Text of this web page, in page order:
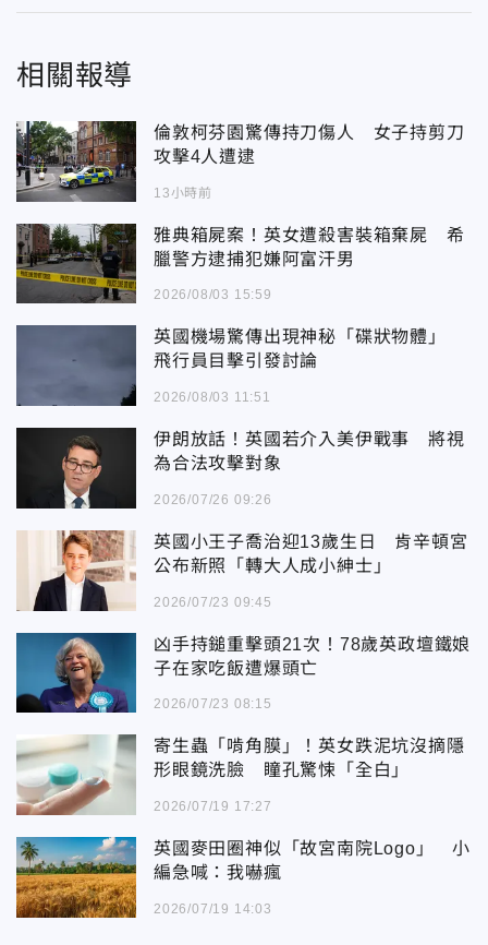
相關報導
倫敦柯芬園驚傳持刀傷人 女子持剪刀
攻擊4人遭逮
13小時前
雅典箱屍案！英女遭殺害裝箱棄屍 希
臘警方逮捕犯嫌阿富汗男
2026/08/03 15:59
英國機場驚傳出現神秘「碟狀物體」
飛行員目擊引發討論
2026/08/03 11:51
伊朗放話！英國若介入美伊戰事 將視
為合法攻擊對象
2026/07/26 09:26
英國小王子喬治迎13歲生日 肯辛頓宮
公布新照「轉大人成小紳士」
2026/07/23 09:45
凶手持鎚重擊頭21次！78歲英政壇鐵娘
子在家吃飯遭爆頭亡
2026/07/23 08:15
寄生蟲「啃角膜」！英女跌泥坑沒摘隱
形眼鏡洗臉 瞳孔驚悚「全白」
2026/07/19 17:27
英國麥田圈神似「故宮南院Logo」 小
編急喊：我嚇瘋
2026/07/19 14:03